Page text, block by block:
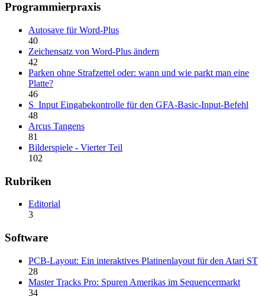
Programmierpraxis
Autosave für Word-Plus
40
Zeichensatz von Word-Plus ändern
42
Parken ohne Strafzettel oder: wann und wie parkt man eine
Platte?
46
S_Input Eingabekontrolle für den GFA-Basic-Input-Befehl
48
Arcus Tangens
81
Bilderspiele - Vierter Teil
102
Rubriken
Editorial
3
Software
PCB-Layout: Ein interaktives Platinenlayout für den Atari ST
28
Master Tracks Pro: Spuren Amerikas im Sequencermarkt
34